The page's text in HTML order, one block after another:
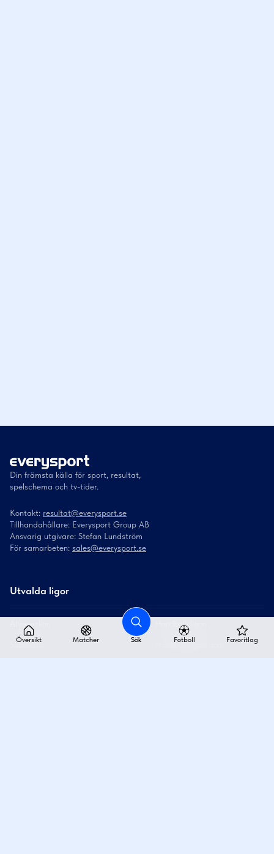
Översikt Matcher Sök Fotboll Favoritlag
Din främsta källa för sport, resultat,
spelschema och tv-tider.
Kontakt: resultat@everysport.se
Tillhandahållare: Everysport Group AB
Ansvarig utgivare: Stefan Lundström
För samarbeten: sales@everysport.se
Utvalda ligor
Allsvenskan
Superettan
Handbollsligan
Handbollsligan dam